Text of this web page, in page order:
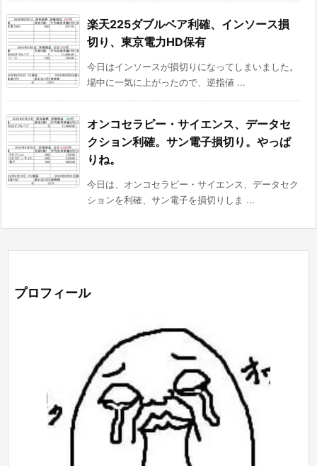
楽天225ダブルベア利確、インソース損
切り、東京電力HD保有
今日はインソースが損切りになってしまいました。
場中に一気に上がったので、逆指値 ...
オンコセラピー・サイエンス、データセ
クション利確。サン電子損切り。やっぱ
りね。
今日は、オンコセラピー・サイエンス、データセク
ションを利確、サン電子を損切りしま ...
プロフィール